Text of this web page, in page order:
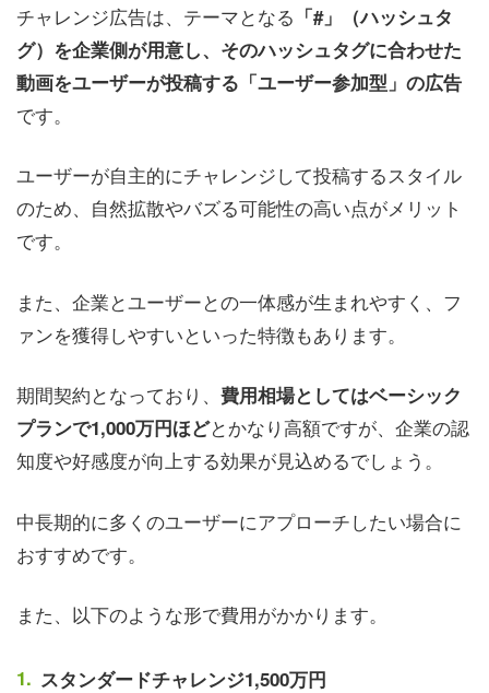
チャレンジ広告は、テーマとなる 「#」（ハッシュタ
グ）を企業側が用意し、そのハッシュタグに合わせた
動画をユーザーが投稿する「ユーザー参加型」の広告
です。
ユーザーが自主的にチャレンジして投稿するスタイル
のため、自然拡散やバズる可能性の高い点がメリット
です。
また、企業とユーザーとの一体感が生まれやすく、フ
ァンを獲得しやすいといった特徴もあります。
期間契約となっており、 費用相場としてはベーシック
プランで1,000万円ほどとかなり高額ですが、企業の認
知度や好感度が向上する効果が見込めるでしょう。
中長期的に多くのユーザーにアプローチしたい場合に
おすすめです。
また、以下のような形で費用がかかります。
スタンダードチャレンジ1,500万円